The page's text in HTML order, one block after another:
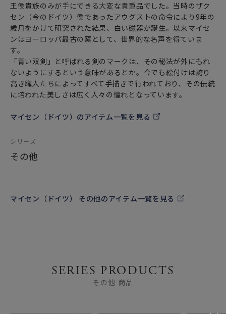
王侯貴族のみが手にできる大変な貴重品でした。当時のザク
セン（今のドイツ）侯であったアウグストの命令により9年の
歳月をかけて研究された結果、白い磁器が誕生。以来マイセ
ンはヨーロッパ最古の窯として、世界的な名声を得ていま
す。
「青い双剣」と呼ばれる剣のマークは、その秘法が外にもれ
ないようにするという意味があるとか。今でも絵付けは誇り
高き職人たちによってすべて手描きで行われており、その伝統
に培われた美しさは広く人々の憧れとなっています。
マイセン（ドイツ）のアイテム一覧を見る
シリーズ
その他
マイセン（ドイツ） その他のアイテム一覧を見る
SERIES PRODUCTS
その他 商品